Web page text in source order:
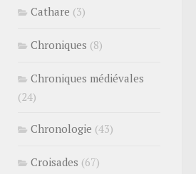
Cathare (3)
Chroniques (8)
Chroniques médiévales
(24)
Chronologie (43)
Croisades (67)